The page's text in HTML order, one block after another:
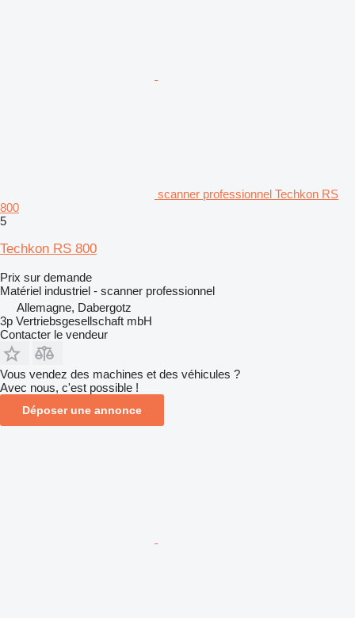
scanner professionnel Techkon RS
800
5
Techkon RS 800
Prix sur demande
Matériel industriel - scanner professionnel
Allemagne, Dabergotz
3p Vertriebsgesellschaft mbH
Contacter le vendeur
Vous vendez des machines et des véhicules ?
Avec nous, c'est possible !
Déposer une annonce